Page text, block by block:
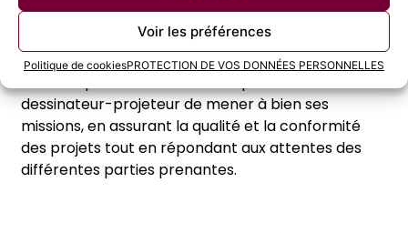
Voir les préférences
Politique de cookiesPROTECTION DE VOS DONNÉES PERSONNELLES
maintenant la qualité de son travail.
dessinateur-projeteur de mener à bien ses
missions, en assurant la qualité et la conformité
des projets tout en répondant aux attentes des
différentes parties prenantes.